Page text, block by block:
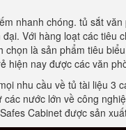
nhanh chóng. tủ sắt
Với hàng loạt các tiêu
là sản phẩm tiêu
hiện nay được các văn
nhu cầu về tủ tài liệu 3
nước lớn về công
Cabinet được sản